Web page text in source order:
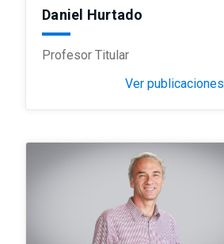
Daniel Hurtado
Profesor Titular
Ver publicaciones